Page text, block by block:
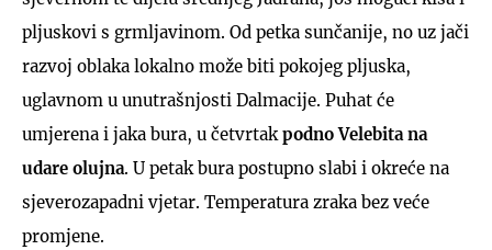
pljuskovi s grmljavinom. Od petka sunčanije, no uz jači
razvoj oblaka lokalno može biti pokojeg pljuska,
uglavnom u unutrašnjosti Dalmacije. Puhat će
umjerena i jaka bura, u četvrtak podno Velebita na
udare olujna. U petak bura postupno slabi i okreće na
sjeverozapadni vjetar. Temperatura zraka bez veće
promjene.